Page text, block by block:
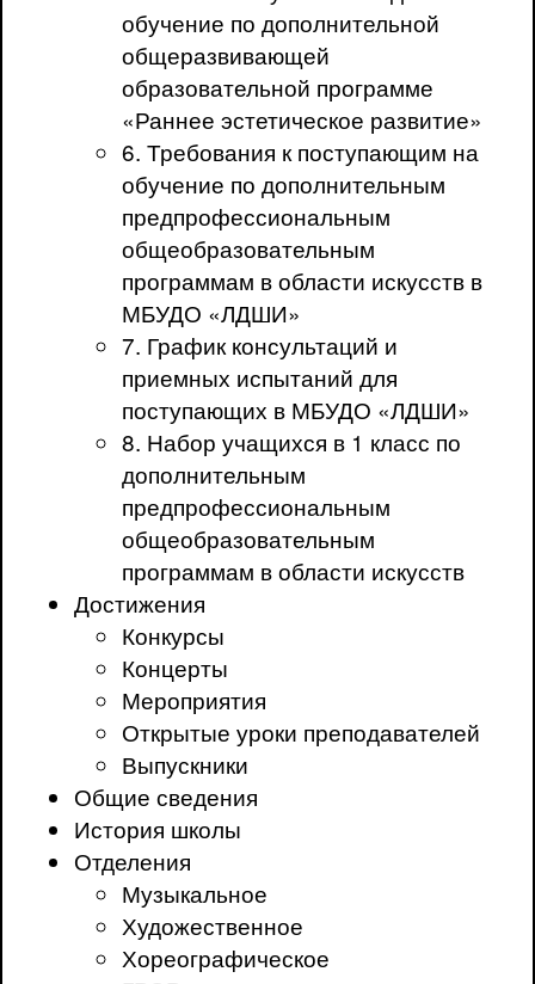
обучение по дополнительной
общеразвивающей
образовательной программе
«Раннее эстетическое развитие»
6. Требования к поступающим на
обучение по дополнительным
предпрофессиональным
общеобразовательным
программам в области искусств в
МБУДО «ЛДШИ»
7. График консультаций и
приемных испытаний для
поступающих в МБУДО «ЛДШИ»
8. Набор учащихся в 1 класс по
дополнительным
предпрофессиональным
общеобразовательным
программам в области искусств
Достижения
Конкурсы
Концерты
Мероприятия
Открытые уроки преподавателей
Выпускники
Общие сведения
История школы
Отделения
Музыкальное
Художественное
Хореографическое